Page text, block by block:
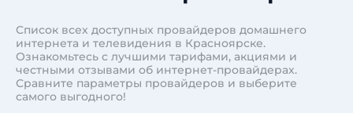
Список всех доступных провайдеров домашнего
интернета и телевидения в Красноярске.
Ознакомьтесь с лучшими тарифами, акциями и
честными отзывами об интернет-провайдерах.
Сравните параметры провайдеров и выберите
самого выгодного!